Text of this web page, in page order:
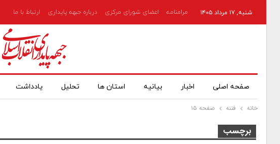
شنبه, ۱۷ مرداد ۱۴۰۵ مرامنامه اعضای شورای مرکزی درباره جبهه پایداری ارتباط با ما
صفحه اصلی اخبار بیانیه استان ها تحلیل یادداشت
خانه فتنه صفحه ۱۵
برچسب